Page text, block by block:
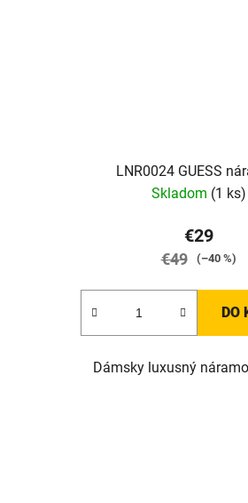
LNR0024 GUESS
Skladom (1 ks)
€29
€49 (–40 %)
DO
Dámsky luxusný